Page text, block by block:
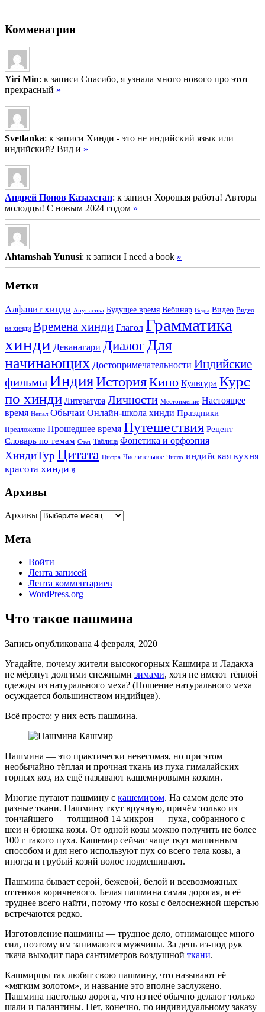
Комменатрии
Yiri Min: к записи Спасибо, я узнала много нового про этот
прекрасный »
Svetlanka: к записи Хинди - это не индийский язык или
индийский? Вид и »
Андрей Попов Казахстан: к записи Хорошая работа! Авторы
молодцы! С новым 2024 годом »
Ahtamshah Yunusi: к записи I need a book »
Метки
Алфавит хинди Анунасика Будущее время Вебинар Веды Видео Видео
на хинди Времена хинди Глагол Грамматика
хинди Деванагари Диалог Для
начинающих Достопримечательности Индийские
фильмыИндияИсторияКино Культура Курс
по хинди Литература Личности Местоимение Настоящее
время Непал Обычаи Онлайн-школа хинди Праздники
Предложение Прошедшее время Путешествия Рецепт
Словарь по темам Счет Таблица Фонетика и орфоэпия
ХиндиТур Цитата Цифра Числительное Число индийская кухня
красота хинди ह
Архивы
Архивы
Мета
Войти
Лента записей
Лента комментариев
WordPress.org
Что такое пашмина
Запись опубликована 4 февраля, 2020
Угадайте, почему жители высокогорных Кашмира и Ладакха
не мёрзнут долгими снежными зимами, хотя не имеют тёплой
одежды из натурального меха? (Ношение натурального меха
осуждается большинством индийцев).
Всё просто: у них есть пашмина.
Пашмина — это практически невесомая, но при этом
необычайно тёплая и прочная ткань из пуха гималайских
горных коз, их ещё называют кашемировыми козами.
Многие путают пашмину с кашемиром. На самом деле это
разные ткани. Пашмину ткут вручную, причём только из
тончайшего — толщиной 14 микрон — пуха, собранного с
шеи и брюшка козы. От одной козы можно получить не более
100 г такого пуха. Кашемир сейчас чаще ткут машинным
способом и для него используют пух со всего тела козы, а
иногда и грубый козий волос подмешивают.
Пашмина бывает серой, бежевой, белой и всевозможных
оттенков коричневого. Белая пашмина самая дорогая, и её
труднее всего найти, потому что козы с белоснежной шерстью
встречаются редко.
Изготовление пашмины — трудное дело, отнимающее много
сил, поэтому им занимаются мужчины. За день из-под рук
ткача выходит пара сантиметров воздушной ткани.
Кашмирцы так любят свою пашмину, что называют её
«мягким золотом», и название это вполне заслужено.
Пашмина настолько дорога, что из неё обычно делают только
шали и палантины. Нет, конечно, по индивидуальному заказу